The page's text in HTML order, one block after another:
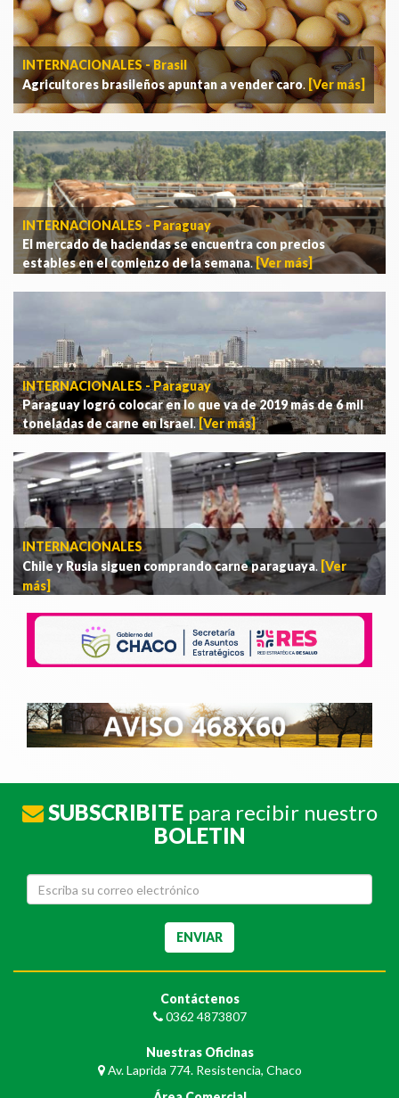
INTERNACIONALES - Brasil
Agricultores brasileños apuntan a vender caro.[Ver más]
INTERNACIONALES - Paraguay
El mercado de haciendas se encuentra con precios
estables en el comienzo de la semana.[Ver más]
INTERNACIONALES - Paraguay
Paraguay logró colocar en lo que va de 2019 más de 6 mil
toneladas de carne en Israel.[Ver más]
INTERNACIONALES
Chile y Rusia siguen comprando carne paraguaya. [Ver
más]
SUBSCRIBITEpara recibir nuestro
BOLETIN
Contáctenos
0362 4873807
Nuestras Oficinas
Av. Laprida 774. Resistencia, Chaco